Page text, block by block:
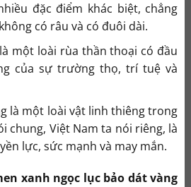
đặc điểm khác biệt, chẳng
có râu và có đuôi dài.
một loài rùa thần thoại có đầu
của sự trường thọ, trí tuệ và
là một loài vật linh thiêng trong
chung, Việt Nam ta nói riêng, là
lực, sức mạnh và may mắn.
xanh ngọc lục bảo dát vàng